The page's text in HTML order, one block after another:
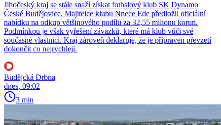
Jihočeský kraj se stále snaží získat fotbslový klub SK Dynamo
České Budějovice. Majitelce klubu Nnece Ede předložil oficiální
nabídku na odkup většinového podílu za 32,55 milionu korun.
Podmínkou je však vyřešení závazků, které má klub vůči své
současné vlastnici. Kraj zároveň deklaruje, že je připraven převzetí
dokončit co nejrychleji.
Budějcká Drbna
dnes, 09:02
3 min